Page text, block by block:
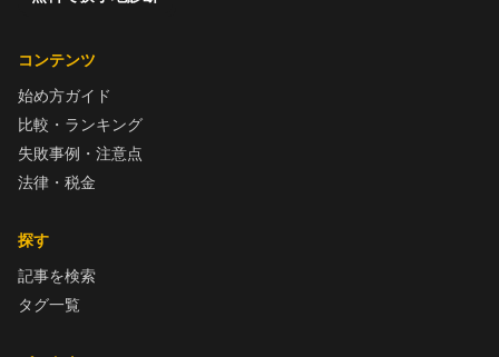
コンテンツ
始め方ガイド
比較・ランキング
失敗事例・注意点
法律・税金
探す
記事を検索
タグ一覧